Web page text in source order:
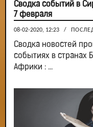
Сводка событий в
7 февраля
08-02-2020, 12:23 /
Сводка новостей
событиях в странах
Африки : ...